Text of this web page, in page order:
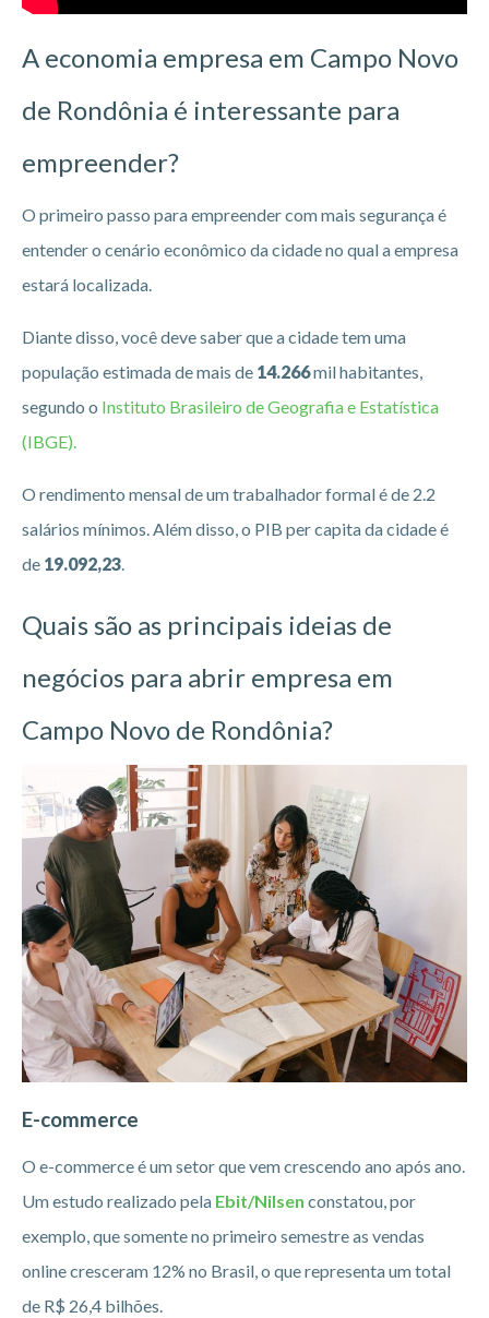
A economia empresa em Campo Novo
de Rondônia é interessante para
empreender?
O primeiro passo para empreender com mais segurança é
entender o cenário econômico da cidade no qual a empresa
estará localizada.
Diante disso, você deve saber que a cidade tem uma
população estimada de mais de 14.266mil habitantes,
segundo o Instituto Brasileiro de Geografia e Estatística
(IBGE).
O rendimento mensal de um trabalhador formal é de 2.2
salários mínimos. Além disso, o PIB per capita da cidade é
de 19.092,23
Quais são as principais ideias de
negócios para abrir empresa em
Campo Novo de Rondônia?
E-commerce
O e-commerce é um setor que vem crescendo ano após ano.
Um estudo realizado pela Ebit/Nilsen constatou, por
exemplo, que somente no primeiro semestre as vendas
online cresceram 12% no Brasil, o que representa um total
de R$ 26,4 bilhões.